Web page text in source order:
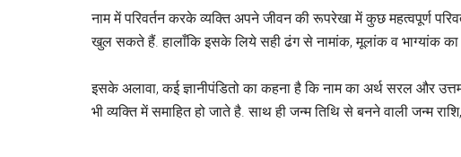
नाम में परिवर्तन करके व्यक्ति अपने जीवन की रूपरेखा में कुछ महत्वपूर्ण
खुल सकते हैं. हालाँकि इसके लिये सही ढंग से नामांक, मूलांक व भाग्यांक का
इसके अलावा, कई ज्ञानीपंडितो का कहना है कि नाम का अर्थ सरल और
भी व्यक्ति में समाहित हो जाते है. साथ ही जन्म तिथि से बनने वाली जन्म